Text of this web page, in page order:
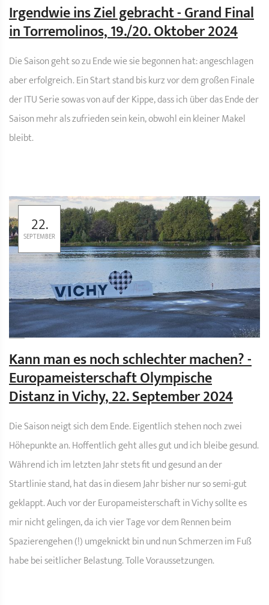
Irgendwie ins Ziel gebracht - Grand Final
in Torremolinos, 19./20. Oktober 2024
Die Saison geht so zu Ende wie sie begonnen hat: angeschlagen
aber erfolgreich. Ein Start stand bis kurz vor dem großen Finale
der ITU Serie sowas von auf der Kippe, dass ich über das Ende der
Saison mehr als zufrieden sein kein, obwohl ein kleiner Makel
bleibt.
22.
SEPTEMBER
Kann man es noch schlechter machen? -
Europameisterschaft Olympische
Distanz in Vichy, 22. September 2024
Die Saison neigt sich dem Ende. Eigentlich stehen noch zwei
Höhepunkte an. Hoffentlich geht alles gut und ich bleibe gesund.
Während ich im letzten Jahr stets fit und gesund an der
Startlinie stand, hat das in diesem Jahr bisher nur so semi-gut
geklappt. Auch vor der Europameisterschaft in Vichy sollte es
mir nicht gelingen, da ich vier Tage vor dem Rennen beim
Spazierengehen (!) umgeknickt bin und nun Schmerzen im Fuß
habe bei seitlicher Belastung. Tolle Voraussetzungen.